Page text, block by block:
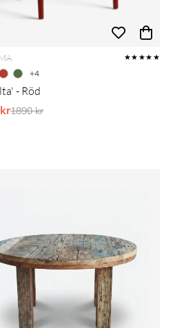
★★★★★
+4
- Röd
Ordinarie pris:
1890 kr